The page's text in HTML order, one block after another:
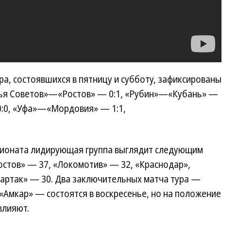
состоявшихся в пятницу и субботу, зафиксированы
Советов»—«Ростов» — 0:1, «Рубин»—«Кубань» —
«Уфа»—«Мордовия» — 1:1,
лидирующая группа выглядит следующим
— 37, «Локомотив» — 32, «Краснодар»,
— 30. Два заключительных матча тура —
— состоятся в воскресенье, но на положение